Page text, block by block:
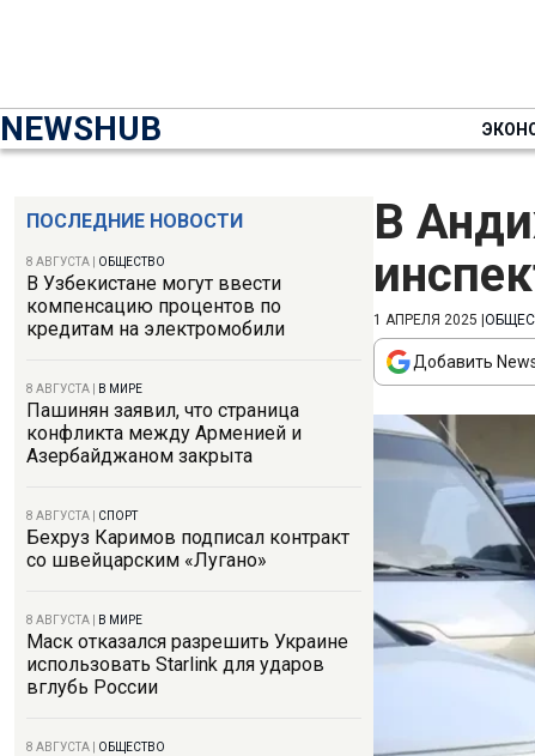
NEWSHUB
ПОСЛЕДНИЕ НОВОСТИ
8 АВГУСТА ОБЩЕСТВО
В Узбекистане могут ввести
компенсацию процентов по
кредитам на электромобили
8 АВГУСТА В МИРЕ
Пашинян заявил, что страница
конфликта между Арменией и
Азербайджаном закрыта
8 АВГУСТА СПОРТ
Бехруз Каримов подписал контракт
со швейцарским «Лугано»
8 АВГУСТА В МИРЕ
Маск отказался разрешить Украине
использовать Starlink для ударов
вглубь России
8 АВГУСТА ОБЩЕСТВО
В
1 АПРЕЛЯ 2025
Добавить